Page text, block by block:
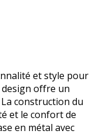
et style pour
design offre un
construction du
et le confort de
en métal avec